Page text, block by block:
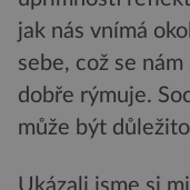
jak nás vnímá
sebe, což se
dobře rýmuje.
může být
Ukázali jsme si